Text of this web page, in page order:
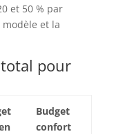
et 50 % par
et la
pour
Budget
confort